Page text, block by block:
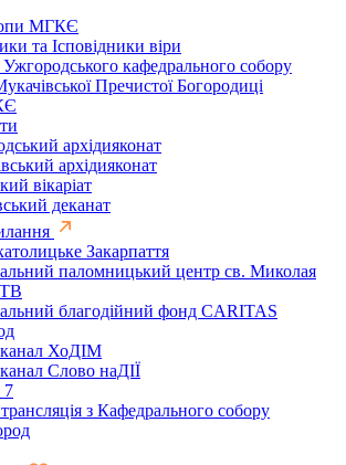
МГКЄ
та Ісповідники віри
Ужгородського кафедрального собору
Пречистої Богородиці
архідияконат
архідияконат
вікаріат
деканат
Закарпаття
паломницький центр св. Миколая
благодійний фонд CARITAS
ХоДІМ
Слово наДІЇ
7
з Кафедрального собору